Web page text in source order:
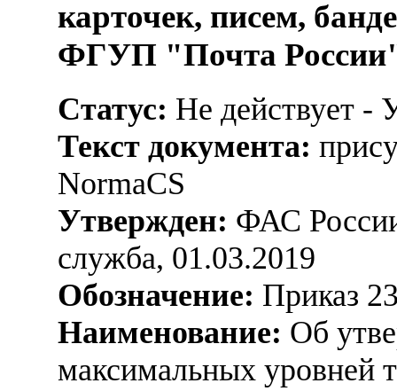
карточек, писем,
ФГУП "Почта
Статус: Не действует -
Текст документа:
NormaCS
Утвержден: ФАС
служба, 01.03.2019
Обозначение: Приказ
Наименование: Об
максимальных уровней